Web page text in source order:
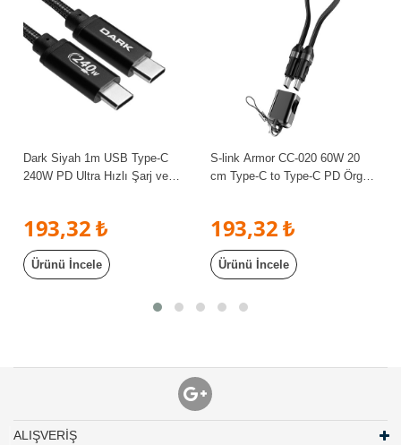
Dark Siyah 1m USB Type-C
240W PD Ultra Hızlı Şarj ve
193,32 ₺
Ürünü İncele
S-link Armor CC-020 60W 20
cm Type-C to Type-C PD Örgülü
193,32 ₺
Ürünü İncele
ALIŞVERİŞ